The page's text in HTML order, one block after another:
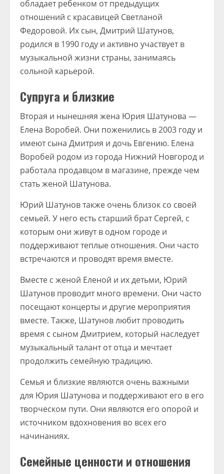
обладает ребенком от предыдущих
отношений с красавицей Светланой
Федоровой. Их сын, Дмитрий Шатунов,
родился в 1990 году и активно участвует в
музыкальной жизни страны, занимаясь
сольной карьерой.
Супруга и близкие
Вторая и нынешняя жена Юрия Шатунова —
Елена Воробей. Они поженились в 2003 году и
имеют сына Дмитрия и дочь Евгению. Елена
Воробей родом из города Нижний Новгород и
работала продавцом в магазине, прежде чем
стать женой Шатунова.
Юрий Шатунов также очень близок со своей
семьей. У него есть старший брат Сергей, с
которым они живут в одном городе и
поддерживают теплые отношения. Они часто
встречаются и проводят время вместе.
Вместе с женой Еленой и их детьми, Юрий
Шатунов проводит много времени. Они часто
посещают концерты и другие мероприятия
вместе. Также, Шатунов любит проводить
время с сыном Дмитрием, который наследует
музыкальный талант от отца и мечтает
продолжить семейную традицию.
Семья и близкие являются очень важными
для Юрия Шатунова и поддерживают его в его
творческом пути. Они являются его опорой и
источником вдохновения во всех его
начинаниях.
Семейные ценности и отношения